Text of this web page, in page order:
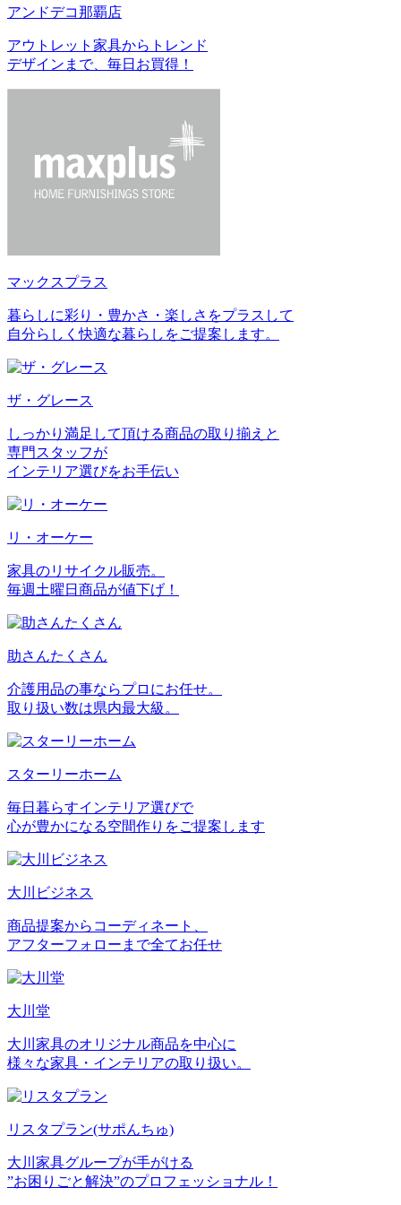
アンドデコ那覇店
アウトレット家具からトレンド
デザインまで、毎日お買得！
マックスプラス
暮らしに彩り・豊かさ・楽しさをプラスして
自分らしく快適な暮らしをご提案します。
ザ・グレース
しっかり満足して頂ける商品の取り揃えと
専門スタッフが
インテリア選びをお手伝い
リ・オーケー
家具のリサイクル販売。
毎週土曜日商品が値下げ！
助さんたくさん
介護用品の事ならプロにお任せ。
取り扱い数は県内最大級。
スターリーホーム
毎日暮らすインテリア選びで
心が豊かになる空間作りをご提案します
大川ビジネス
商品提案からコーディネート、
アフターフォローまで全てお任せ
大川堂
大川家具のオリジナル商品を中心に
様々な家具・インテリアの取り扱い。
リスタプラン(サポんちゅ)
大川家具グループが手がける
”お困りごと解決”のプロフェッショナル！